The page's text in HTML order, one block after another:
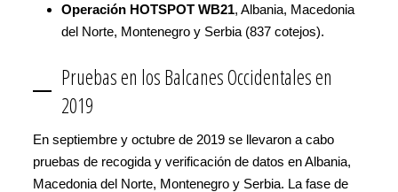
Operación HOTSPOT WB21, Albania, Macedonia
del Norte, Montenegro y Serbia (837 cotejos).
Pruebas en los Balcanes Occidentales en
2019
En septiembre y octubre de 2019 se llevaron a cabo
pruebas de recogida y verificación de datos en Albania,
Macedonia del Norte, Montenegro y Serbia. La fase de